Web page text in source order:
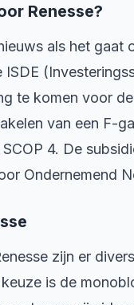
Renesse?
als het gaat
te komen voor
van een F-
4. De
Ondernemend
zijn er
is de